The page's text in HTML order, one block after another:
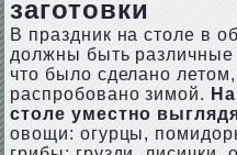
заготовки
В праздник на столе в
должны быть
что было сделано
распробовано зимой.
столе уместно
овощи: огурцы,